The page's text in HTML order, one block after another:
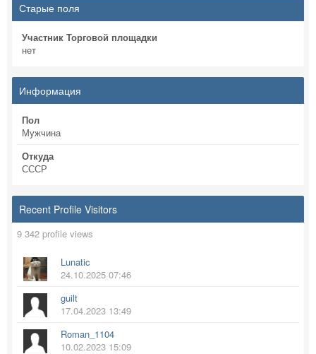
Старые поля
Участник Торговой площадки
нет
Информация
Пол
Мужчина
Откуда
СССР
Recent Profile Visitors
9 342 profile views
Lunatic
24.10.2025 07:46
guilt
17.04.2023 13:49
Roman_1104
10.02.2023 15:09